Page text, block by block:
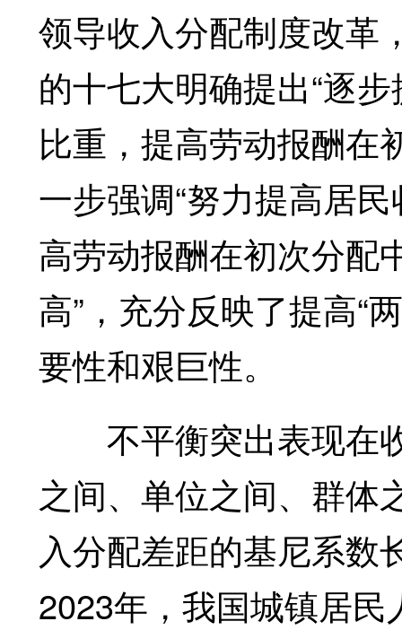
领导收入分配制度改革
的十七大明确提出“逐
比重，提高劳动报酬在
一步强调“努力提高居
高劳动报酬在初次分配
高”，充分反映了提高“
要性和艰巨性。
不平衡突出表现在
之间、单位之间、群体
入分配差距的基尼系数
2023年，我国城镇居